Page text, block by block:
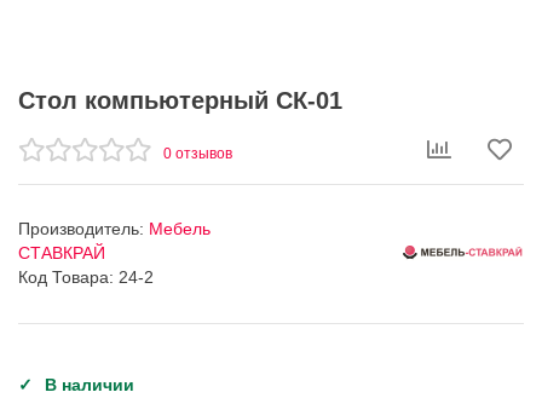
Стол компьютерный СК-01
0 отзывов
Производитель: Мебель
СТАВКРАЙ
Код Товара: 24-2
В наличии